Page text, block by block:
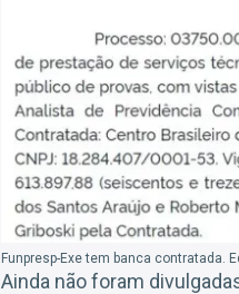
Funpresp-Exe tem banca contratada.
Ainda não foram